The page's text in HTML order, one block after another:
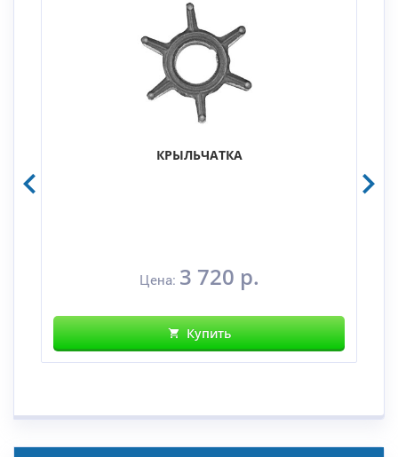
КРЫЛЬЧАТКА
Цена: 3 720 р.
Купить